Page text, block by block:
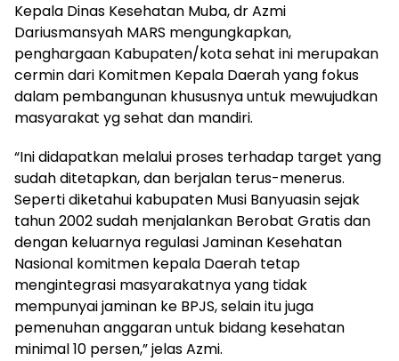
Kepala Dinas Kesehatan Muba, dr Azmi
Dariusmansyah MARS mengungkapkan,
penghargaan Kabupaten/kota sehat ini merupakan
cermin dari Komitmen Kepala Daerah yang fokus
dalam pembangunan khususnya untuk mewujudkan
masyarakat yg sehat dan mandiri.
“Ini didapatkan melalui proses terhadap target yang
sudah ditetapkan, dan berjalan terus-menerus.
Seperti diketahui kabupaten Musi Banyuasin sejak
tahun 2002 sudah menjalankan Berobat Gratis dan
dengan keluarnya regulasi Jaminan Kesehatan
Nasional komitmen kepala Daerah tetap
mengintegrasi masyarakatnya yang tidak
mempunyai jaminan ke BPJS, selain itu juga
pemenuhan anggaran untuk bidang kesehatan
minimal 10 persen,” jelas Azmi.